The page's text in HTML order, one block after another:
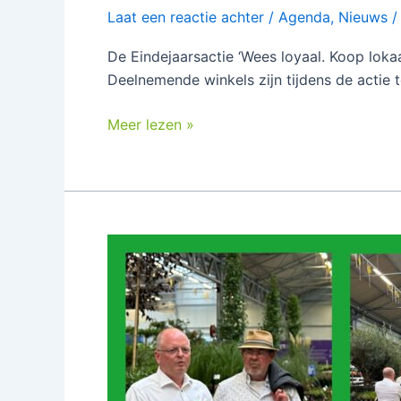
Laat een reactie achter / Agenda, Nieuws /
De Eindejaarsactie ‘Wees loyaal. Koop
Deelnemende winkels zijn tijdens de actie
Meer lezen »
Terugblik:
Bezoek
aan
de
Beurs